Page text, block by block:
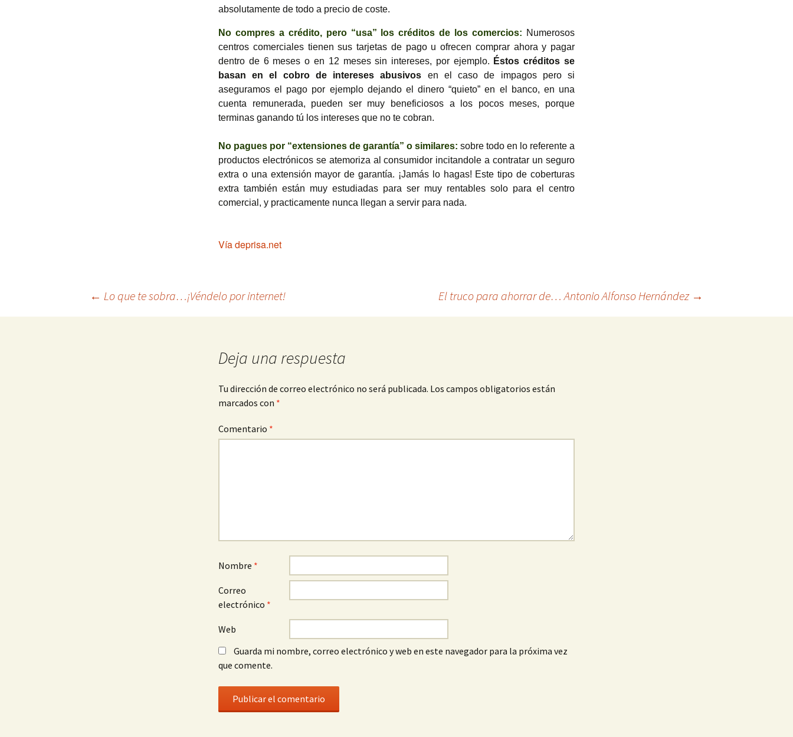
absolutamente de todo a precio de coste.
No compres a crédito, pero “usa” los créditos de los comercios: Numerosos
centros comerciales tienen sus tarjetas de pago u ofrecen comprar ahora y pagar
dentro de 6 meses o en 12 meses sin intereses, por ejemplo. Éstos créditos se
basan en el cobro de intereses abusivos en el caso de impagos pero si
aseguramos el pago por ejemplo dejando el dinero “quieto” en el banco, en una
cuenta remunerada, pueden ser muy beneficiosos a los pocos meses, porque
terminas ganando tú los intereses que no te cobran.
No pagues por “extensiones de garantía” o similares: sobre todo en lo referente a
productos electrónicos se atemoriza al consumidor incitandole a contratar un seguro
extra o una extensión mayor de garantía. ¡Jamás lo hagas! Este tipo de coberturas
extra también están muy estudiadas para ser muy rentables solo para el centro
comercial, y practicamente nunca llegan a servir para nada.
Vía deprisa.net
Navegación
← Lo que te sobra…¡Véndelo por internet! El truco para ahorrar de… Antonio Alfonso Hernández →
Deja una respuesta
Tu dirección de correo electrónico no será publicada. Los campos obligatorios están
marcados con *
Comentario *
Nombre *
Correo
electrónico *
Web
Guarda mi nombre, correo electrónico y web en este navegador para la próxima vez
que comente.